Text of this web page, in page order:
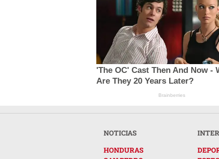
'The OC' Cast Then And Now -
Are They 20 Years Later?
Brainberries
NOTICIAS
HONDURAS